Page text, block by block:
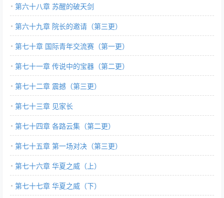
第六十八章 苏醒的破天剑
第六十九章 院长的邀请（第三更）
第七十章 国际青年交流赛（第一更）
第七十一章 传说中的宝器（第二更）
第七十二章 震撼（第三更）
第七十三章 见家长
第七十四章 各路云集（第二更）
第七十五章 第一场对决（第三更）
第七十六章 华夏之威（上）
第七十七章 华夏之威（下）